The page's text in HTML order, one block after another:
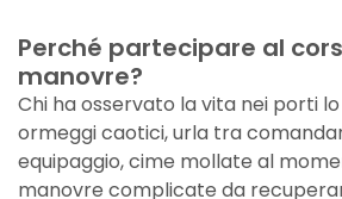
Perché partecipare al
manovre?
Chi ha osservato la vita nei porti
ormeggi caotici, urla tra
equipaggio, cime mollate al
manovre complicate da